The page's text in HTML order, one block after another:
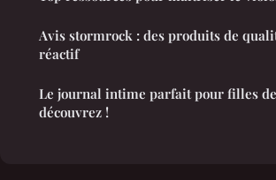
Avis stormrock : des produits de
réactif
Le journal intime parfait pour filles de
découvrez !